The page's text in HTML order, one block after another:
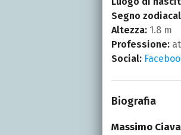
Segno
Altezza: 1.8 m
Professione:
Social:
Biografia
Massimo